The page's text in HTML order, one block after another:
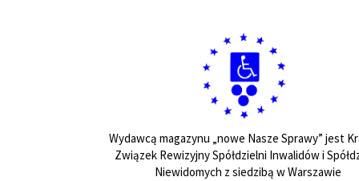
Wydawcą magazynu „nowe Nasze Sprawy” jest
Związek Rewizyjny Spółdzielni Inwalidów i
Niewidomych z siedzibą w Warszawie